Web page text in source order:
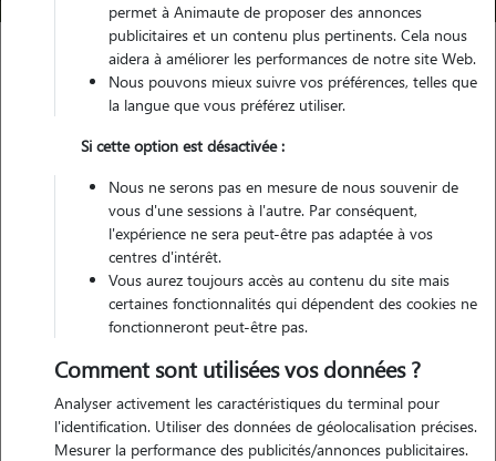
Garde d'animaux Pension chien Thonon-les-Bains
Trouvez votre pension pour
chien à Thonon-les-Bains
Testez Animaute pour la garde de votre
toutou
Grâce à son vaste réseau de dog sitters, Animaute vous permet
de trouver rapidement et facilement un gardien pour votre
toutou. Une solution sans box, en famille d'accueil !
permet à Animaute de proposer des annonces
publicitaires et un contenu plus pertinents. Cela nous
aidera à améliorer les performances de notre site Web.
Nous pouvons mieux suivre vos préférences, telles que
la langue que vous préférez utiliser.
Si cette option est désactivée :
Nous ne serons pas en mesure de nous souvenir de
vous d'une sessions à l'autre. Par conséquent,
l'expérience ne sera peut-être pas adaptée à vos
centres d'intérêt.
Vous aurez toujours accès au contenu du site mais
certaines fonctionnalités qui dépendent des cookies ne
fonctionneront peut-être pas.
Comment sont utilisées vos données ?
Analyser activement les caractéristiques du terminal pour
l'identification. Utiliser des données de géolocalisation précises.
Mesurer la performance des publicités/annonces publicitaires.